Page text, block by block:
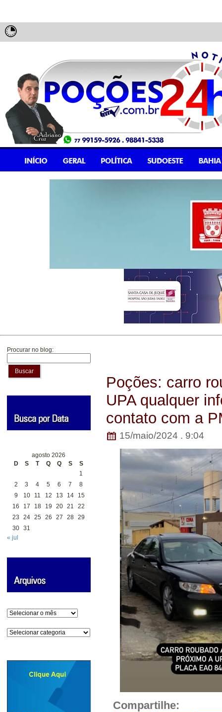
Procurar no blog:
Buscar
agosto 2026
D
S T Q Q S
S
1
2
3 4 5 6 7
8
9
10 11 12 13 14
15
16
17 18 19 20 21
22
23
24 25 26 27 28 29
30 31
« jul
Arquivos
Categorias
Poções: carro
UPA qualquer
contato com a
15/maio/2024 . 9:04
Compartilhe: